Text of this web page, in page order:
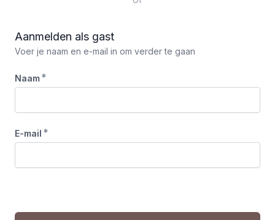
Aanmelden als gast
Voer je naam en e-mail in om verder te gaan
Naam*
E-mail *